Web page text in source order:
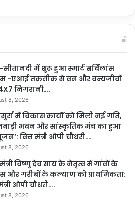
सीतानदी में शुरू हुआ स्मार्ट सर्विलांस
-एआई तकनीक से वन और वन्यजीवों
निगरानी….
8, 2026
में विकास कार्यों को मिली नई गति,
भवन और सांस्कृतिक मंच का हुआ
वित्त मंत्री ओपी चौधरी….
8, 2026
विष्णु देव साय के नेतृत्व में गांवों के
और गरीबों के कल्याण को प्राथमिकता:
ओपी चौधरी….
8, 2026